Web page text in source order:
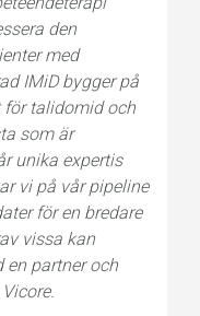
den
med
IMiD bygger på
talidomid och
som är
unika expertis
vi på vår pipeline
för en bredare
vissa kan
partner och